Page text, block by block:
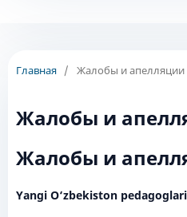
Главная / Жалобы и апелляции
Жалобы и
Жалобы и
Yangi O‘zbekiston